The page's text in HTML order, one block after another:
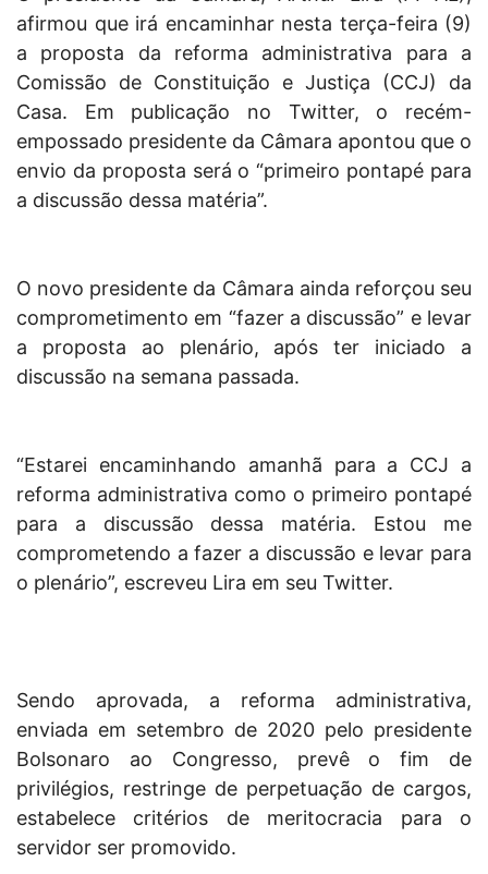
afirmou que irá encaminhar nesta terça-feira (9)
a proposta da reforma administrativa para a
Comissão de Constituição e Justiça (CCJ) da
Casa. Em publicação no Twitter, o recém-
empossado presidente da Câmara apontou que o
envio da proposta será o “primeiro pontapé para
a discussão dessa matéria”.
O novo presidente da Câmara ainda reforçou seu
comprometimento em “fazer a discussão” e levar
a proposta ao plenário, após ter iniciado a
discussão na semana passada.
“Estarei encaminhando amanhã para a CCJ a
reforma administrativa como o primeiro pontapé
para a discussão dessa matéria. Estou me
comprometendo a fazer a discussão e levar para
o plenário”, escreveu Lira em seu Twitter.
Sendo aprovada, a reforma administrativa,
enviada em setembro de 2020 pelo presidente
Bolsonaro ao Congresso, prevê o fim de
privilégios, restringe de perpetuação de cargos,
estabelece critérios de meritocracia para o
servidor ser promovido.